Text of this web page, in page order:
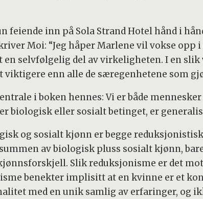
feiende inn på Sola Strand Hotel hånd i
Moi: “Jeg håper Marlene vil vokse opp
en selvfølgelig del av virkeligheten. I en
viktigere enn alle de særegenhetene som
i boken hennes: Vi er både
biologisk eller sosialt betinget, er
og sosialt kjønn er begge
av biologisk pluss sosialt kjønn,
Slik reduksjonisme er det
benekter implisitt at en kvinne er et
med en unik samlig av erfaringer, og